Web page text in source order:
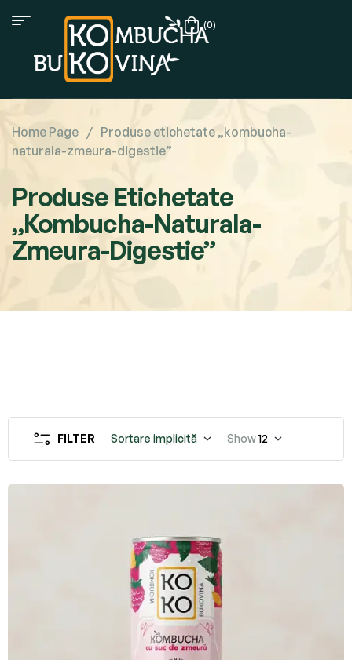
(0)
Produse Etichetate
„kombucha-Naturala-
Zmeura-Digestie”
Home Page / Produse etichetate „kombucha-
naturala-zmeura-digestie”
FILTER Sortare implicită Show12